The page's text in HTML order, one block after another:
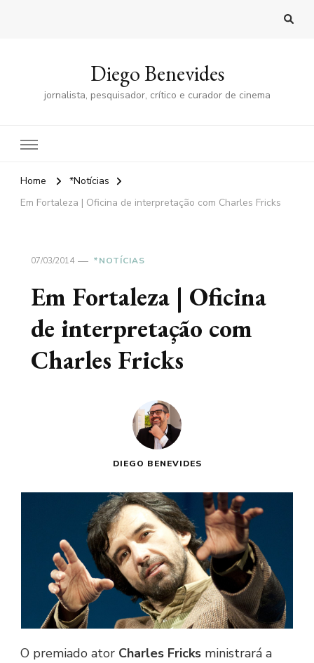
Diego Benevides
jornalista, pesquisador, crítico e curador de cinema
Home
*Notícias
Em Fortaleza | Oficina de interpretação com Charles Fricks
07/03/2014 *NOTÍCIAS
Em Fortaleza | Oficina
de interpretação com
Charles Fricks
DIEGO BENEVIDES
O premiado ator Charles Fricks ministrará a